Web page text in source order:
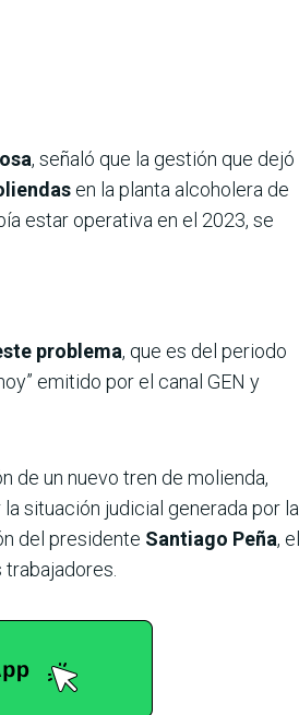
, señaló que la gestión que dejó
en la planta alcoholera de
estar operativa en el 2023, se
problema, que es del periodo
emitido por el canal GEN y
de un nuevo tren de molienda,
situación judicial generada por la
del presidente Santiago Peña, el